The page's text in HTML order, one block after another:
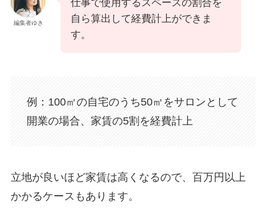
編集者ゆき
仕事で使用するスペースの割合を
自ら算出して経費計上ができま
す。
例：100㎡の自宅のうち50㎡をサロンとして
開業の場合、家賃の5割を経費計上
立地が良いほど家賃は高くなるので、百万円以上
かかるケースもあります。